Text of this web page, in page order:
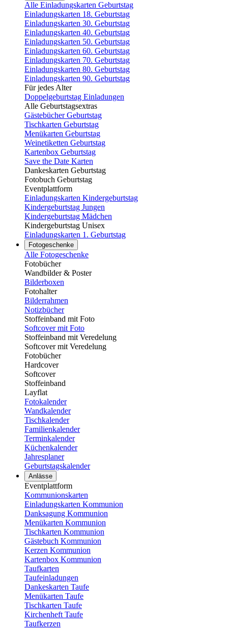
Alle Einladungskarten Geburtstag
Einladungskarten 18. Geburtstag
Einladungskarten 30. Geburtstag
Einladungskarten 40. Geburtstag
Einladungskarten 50. Geburtstag
Einladungskarten 60. Geburtstag
Einladungskarten 70. Geburtstag
Einladungskarten 80. Geburtstag
Einladungskarten 90. Geburtstag
Für jedes Alter
Doppelgeburtstag Einladungen
Alle Geburtstagsextras
Gästebücher Geburtstag
Tischkarten Geburtstag
Menükarten Geburtstag
Weinetiketten Geburtstag
Kartenbox Geburtstag
Save the Date Karten
Dankeskarten Geburtstag
Fotobuch Geburtstag
Eventplattform
Einladungskarten Kindergeburtstag
Kindergeburtstag Jungen
Kindergeburtstag Mädchen
Kindergeburtstag Unisex
Einladungskarten 1. Geburtstag
Fotogeschenke
Alle Fotogeschenke
Fotobücher
Wandbilder & Poster
Bilderboxen
Fotohalter
Bilderrahmen
Notizbücher
Stoffeinband mit Foto
Softcover mit Foto
Stoffeinband mit Veredelung
Softcover mit Veredelung
Fotobücher
Hardcover
Softcover
Stoffeinband
Layflat
Fotokalender
Wandkalender
Tischkalender
Familienkalender
Terminkalender
Küchenkalender
Jahresplaner
Geburtstagskalender
Anlässe
Eventplattform
Kommunionskarten
Einladungskarten Kommunion
Danksagung Kommunion
Menükarten Kommunion
Tischkarten Kommunion
Gästebuch Kommunion
Kerzen Kommunion
Kartenbox Kommunion
Taufkarten
Taufeinladungen
Dankeskarten Taufe
Menükarten Taufe
Tischkarten Taufe
Kirchenheft Taufe
Taufkerzen